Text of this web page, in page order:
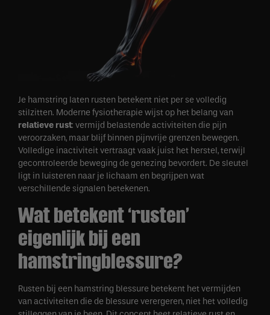
Je hamstring laten rusten betekent niet per se volledig
stilzitten. Moderne fysiotherapie wijst op het belang van
relatieve rust: vermijd belastende activiteiten die pijn
veroorzaken, maar blijf binnen pijnvrije grenzen bewegen.
Volledige inactiviteit vertraagt vaak juist het herstel, terwijl
gecontroleerde beweging de genezing bevordert. De sleutel
ligt in luisteren naar je lichaam en begrijpen wat
verschillende signalen betekenen.
Wat betekent ‘rusten’
eigenlijk bij een
hamstringblessure?
Rusten bij een hamstring blessure betekent het vermijden
van activiteiten die de blessure verergeren, niet het volledig